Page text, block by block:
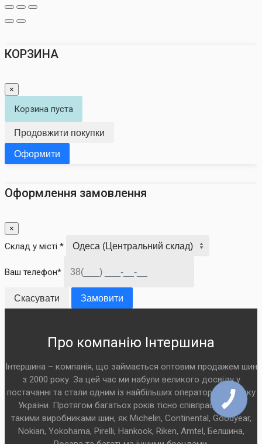
КОРЗИНА
×
Корзина пуста
Продовжити покупки
Оформити
Оформлення замовлення
×
Склад у місті *
Ваш телефон*
Скасувати Замовити
Про компанію Інтершина
Інтершина – компанія, що займається оптовим продажем шин
з 2000 року. За цей час ми набули великого досвіду у
постачанні та стали одним із найбільших операторів на ринку
України. Протягом багатьох років тісно співпрацюємо з
такими виробниками шин, як Michelin, Continental, Goodyear,
Nokian, Yokohama, Pirelli, Hankook, Riken, Amtel, Белшина,